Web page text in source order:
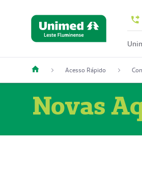
Acesso Rápido
Novas